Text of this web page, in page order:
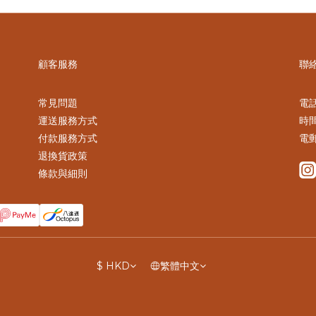
顧客服務
常見問題
運送服務方式
付款服務方式
退換貨政策
條款與細則
聯
電
時
電
$ HKD 繁體中文